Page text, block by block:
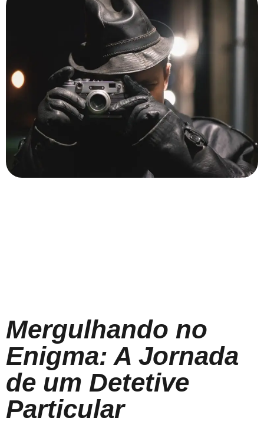
Mergulhando no
Enigma: A Jornada
de um Detetive
Particular